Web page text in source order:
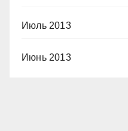
Июль 2013
Июнь 2013